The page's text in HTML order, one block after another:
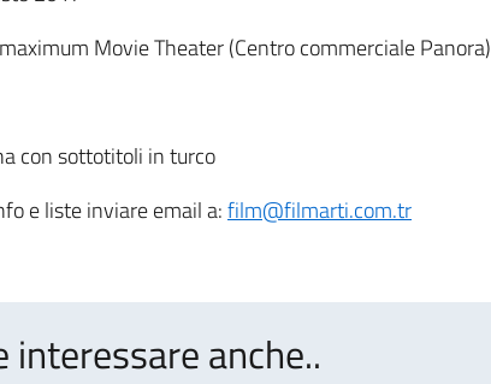
Movie Theater (Centro commerciale Panora)
con sottotitoli in turco
e liste inviare email a:film@filmarti.com.tr
interessare anche..